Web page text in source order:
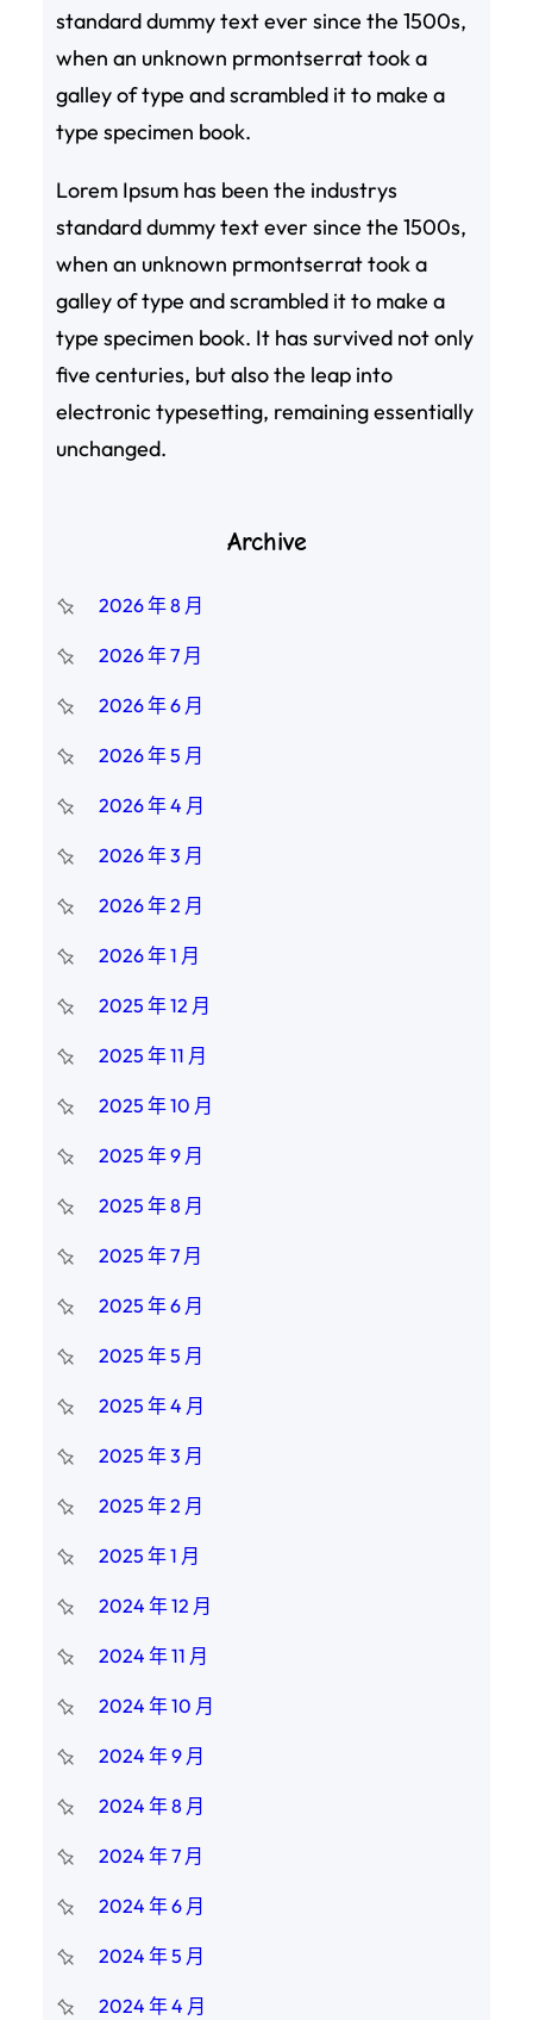
standard dummy text ever since the 1500s,
when an unknown prmontserrat took a
galley of type and scrambled it to make a
type specimen book.
Lorem Ipsum has been the industrys
standard dummy text ever since the 1500s,
when an unknown prmontserrat took a
galley of type and scrambled it to make a
type specimen book. It has survived not only
five centuries, but also the leap into
electronic typesetting, remaining essentially
unchanged.
Archive
2026 年 8 月
2026 年 7 月
2026 年 6 月
2026 年 5 月
2026 年 4 月
2026 年 3 月
2026 年 2 月
2026 年 1 月
2025 年 12 月
2025 年 11 月
2025 年 10 月
2025 年 9 月
2025 年 8 月
2025 年 7 月
2025 年 6 月
2025 年 5 月
2025 年 4 月
2025 年 3 月
2025 年 2 月
2025 年 1 月
2024 年 12 月
2024 年 11 月
2024 年 10 月
2024 年 9 月
2024 年 8 月
2024 年 7 月
2024 年 6 月
2024 年 5 月
2024 年 4 月